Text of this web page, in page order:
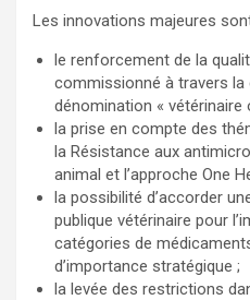
Les innovations majeures
le renforcement de la
commissionné à travers la
dénomination « vétérinaire
la prise en compte des
la Résistance aux
animal et l’approche One
la possibilité d’accorder
publique vétérinaire pour
catégories de
d’importance stratégique ;
la levée des restrictions